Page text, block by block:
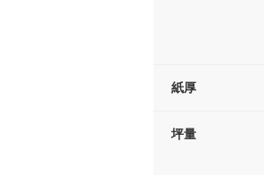
紙厚
坪量